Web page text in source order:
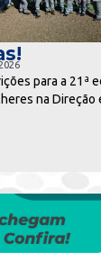
para a 21ª
na Direção